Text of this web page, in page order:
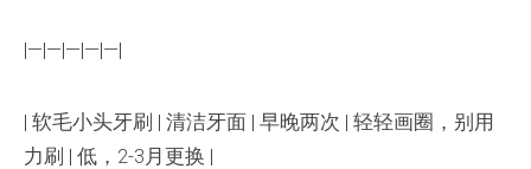
|—|—|—|—|—|
| 软毛小头牙刷 | 清洁牙面 | 早晚两次 | 轻轻画圈，别用
力刷 | 低，2-3月更换 |